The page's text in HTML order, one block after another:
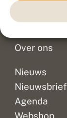
Doneer
Over ons
Nieuws
Nieuwsbrief
Agenda
Webshop